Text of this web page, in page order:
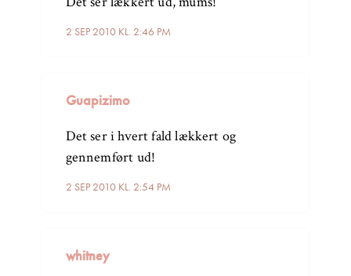
2 SEP 2010 KL. 2:46 PM
Guapizimo
2 SEP 2010 KL. 2:54 PM
Det ser i hvert fald lækkert og
gennemført ud!
whitney